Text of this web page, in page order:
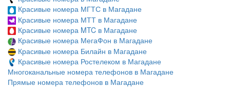
Красивые номера МГТС в Магадане
Красивые номера МТТ в Магадане
Красивые номера MTC в Магадане
Красивые номера МегаФон в Магадане
Красивые номера Билайн в Магадане
Красивые номера Ростелеком в Магадане
Многоканальные номера телефонов в Магадане
Прямые номера телефонов в Магадане